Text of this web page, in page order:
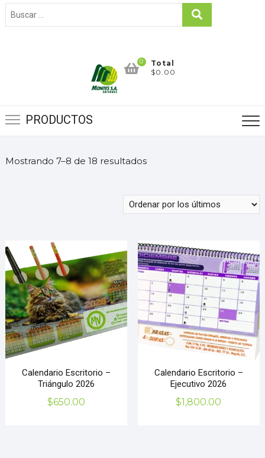
0
Total
$0.00
PRODUCTOS
Mostrando 7–8 de 18 resultados
Calendario Escritorio –
Triángulo 2026
$650.00
Calendario Escritorio –
Ejecutivo 2026
$1,800.00